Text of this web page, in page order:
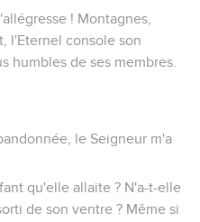
! Montagnes,
l'Eternel console son
humbles de ses membres.
le Seigneur m'a
qu'elle allaite ? N'a-t-elle
de son ventre ? Même si